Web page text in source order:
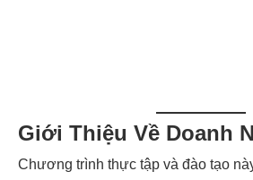
Giới Thiệu Về Doanh
Chương trình thực tập và đào tạo